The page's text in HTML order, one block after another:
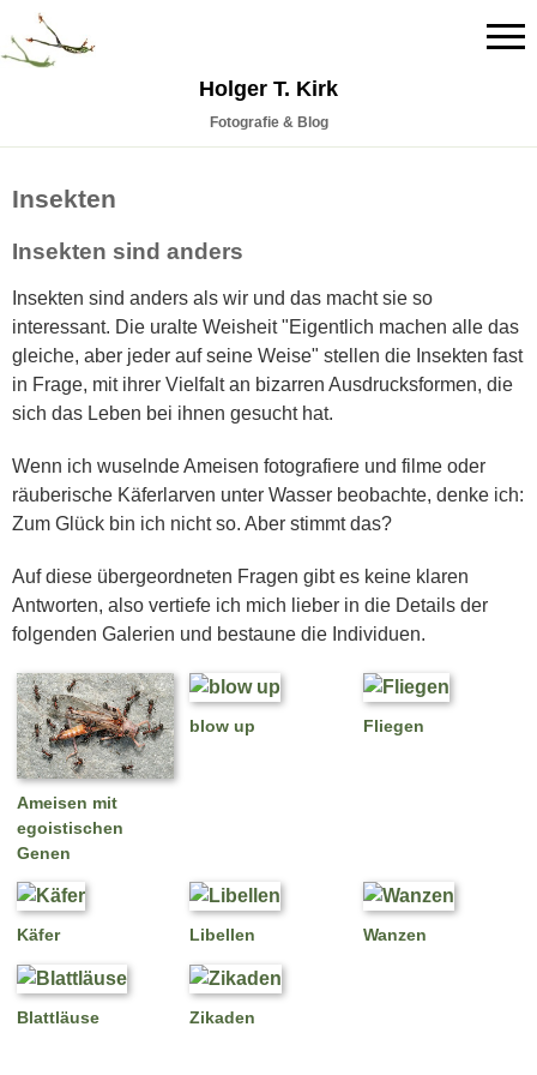
Holger T. Kirk
Fotografie & Blog
Insekten
Insekten sind anders
Insekten sind anders als wir und das macht sie so
interessant. Die uralte Weisheit "Eigentlich machen alle das
gleiche, aber jeder auf seine Weise" stellen die Insekten fast
in Frage, mit ihrer Vielfalt an bizarren Ausdrucksformen, die
sich das Leben bei ihnen gesucht hat.
Wenn ich wuselnde Ameisen fotografiere und filme oder
räuberische Käferlarven unter Wasser beobachte, denke ich:
Zum Glück bin ich nicht so. Aber stimmt das?
Auf diese übergeordneten Fragen gibt es keine klaren
Antworten, also vertiefe ich mich lieber in die Details der
folgenden Galerien und bestaune die Individuen.
Ameisen mit
egoistischen
Genen
blow up Fliegen
Käfer Libellen Wanzen
Blattläuse Zikaden